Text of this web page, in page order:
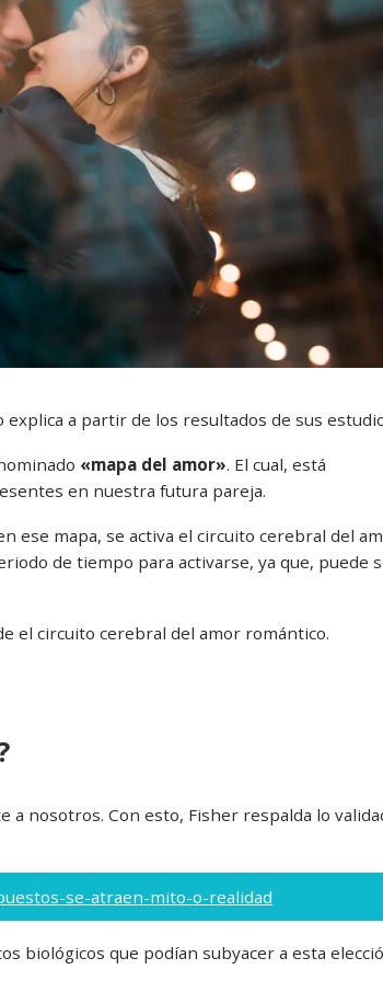
a partir de los resultados de sus
«mapa del amor». El cual, está
en nuestra futura pareja.
ese mapa, se activa el circuito cerebral del
de tiempo para activarse, ya que, puede
el circuito cerebral del amor romántico.
nosotros. Con esto, Fisher respalda lo
se-atraen-mito-o-realidad
biológicos que podían subyacer a esta